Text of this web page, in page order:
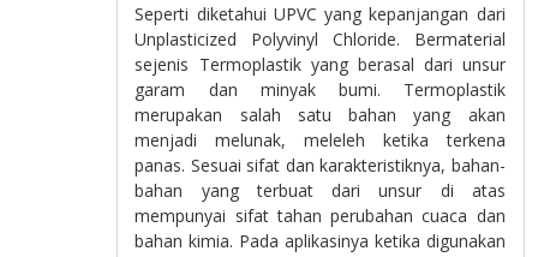
Seperti diketahui UPVC yang kepanjangan dari
Unplasticized Polyvinyl Chloride. Bermaterial
sejenis Termoplastik yang berasal dari unsur
garam dan minyak bumi. Termoplastik
merupakan salah satu bahan yang akan
menjadi melunak, meleleh ketika terkena
panas. Sesuai sifat dan karakteristiknya, bahan-
bahan yang terbuat dari unsur di atas
mempunyai sifat tahan perubahan cuaca dan
bahan kimia. Pada aplikasinya ketika digunakan